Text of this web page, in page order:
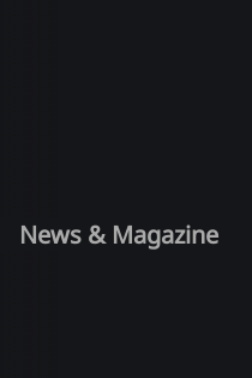
News & Magazine